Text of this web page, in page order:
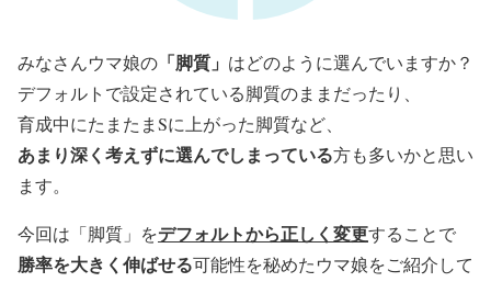
みなさんウマ娘の 「脚質」 はどのように選んでいますか？
デフォルトで設定されている脚質のままだったり、
育成中にたまたまSに上がった脚質など、
あまり深く考えずに選んでしまっている方も多いかと思い
ます。
今回は「脚質」をデフォルトから正しく変更することで
勝率を大きく伸ばせる可能性を秘めたウマ娘をご紹介して